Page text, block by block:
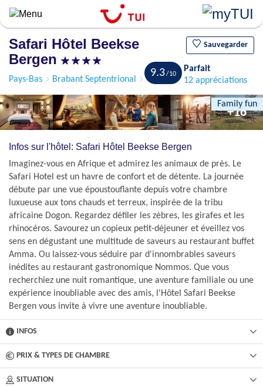
Aller
au
principal
Safari Hôtel Beekse
Bergen
Sauvegarder
Pays-Bas Brabant Septentrional Hilvarenbeek
Family fun
9.3
Parfait
12 appréciations
+16
Infos sur l'hôtel: Safari Hôtel Beekse Bergen
Imaginez-vous en Afrique et admirez les animaux de près. Le
Safari Hotel est un havre de confort et de détente. La journée
débute par une vue époustouflante depuis votre chambre
luxueuse aux tons chauds et terreux, inspirée de la tribu
africaine Dogon. Regardez défiler les zèbres, les girafes et les
rhinocéros. Savourez un copieux petit-déjeuner et éveillez vos
sens en dégustant une multitude de saveurs au restaurant buffet
Amma. Ou laissez-vous séduire par d'innombrables saveurs
inédites au restaurant gastronomique Nommos. Que vous
recherchiez une nuit romantique, une aventure familiale ou une
expérience inoubliable avec des amis, l'Hôtel Safari Beekse
Bergen vous invite à vivre une aventure inoubliable.
INFOS
PRIX & TYPES DE CHAMBRE
SITUATION